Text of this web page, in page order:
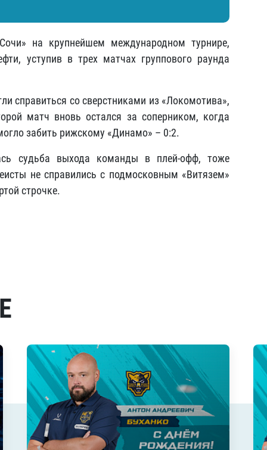
на крупнейшем международном турнире,
уступив в трех матчах группового раунда
справиться со сверстниками из «Локомотива»,
матч вновь остался за соперником, когда
забить рижскому «Динамо» – 0:2.
судьба выхода команды в плей-офф, тоже
не справились с подмосковным «Витязем»
строчке.